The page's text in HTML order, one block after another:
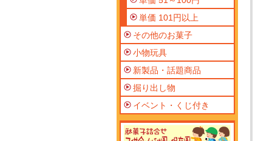
単価 101円以上
その他のお菓子
小物玩具
新製品・話題商品
掘り出し物
イベント・くじ付き